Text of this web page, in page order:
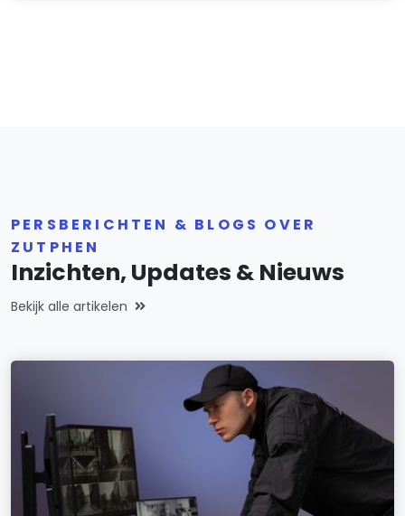
PERSBERICHTEN & BLOGS OVER
ZUTPHEN
Inzichten, Updates & Nieuws
Bekijk alle artikelen